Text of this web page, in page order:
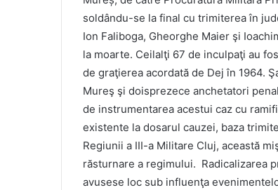
soldându-se la final cu trimiterea în
Ion Faliboga, Gheorghe Maier şi
la moarte. Ceilalţi 67 de inculpaţi au
de graţierea acordată de Dej în 1964.
Mureş şi doisprezece anchetatori
de instrumentarea acestui caz cu
existente la dosarul cauzei, baza
Regiunii a III-a Militare Cluj, această
răsturnare a regimului. Radicalizarea
avusese loc sub influenţa